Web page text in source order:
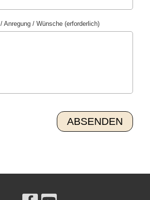
Anregung / Wünsche (erforderlich)